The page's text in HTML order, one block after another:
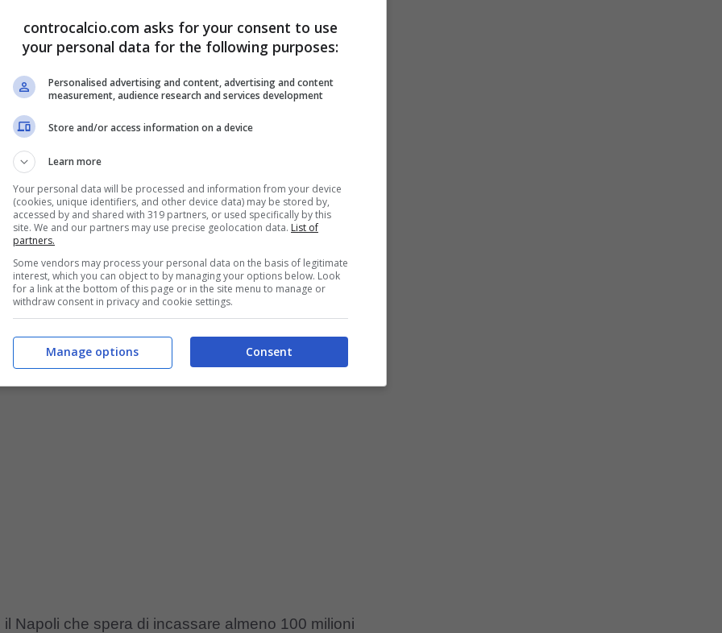
operatività, con le trattative che devono sempre
l’uomo dei conti del club azzurro.
stampa di vigilia di Hellas Verona Napoli
e clamoroso per Conte
Ecco tutta la verità
a fare il punto della situazione riguardo il
il Napoli che spera di incassare almeno 100 milioni
controcalcio.com asks for your consent to use
your personal data for the following purposes:
Personalised advertising and content, advertising and content
measurement, audience research and services development
Store and/or access information on a device
Learn more
Your personal data will be processed and information from your device
(cookies, unique identifiers, and other device data) may be stored by,
accessed by and shared with 319 partners, or used specifically by this
site. We and our partners may use precise geolocation data. List of
partners.
Some vendors may process your personal data on the basis of legitimate
interest, which you can object to by managing your options below. Look
for a link at the bottom of this page or in the site menu to manage or
withdraw consent in privacy and cookie settings.
Consent
Manage options